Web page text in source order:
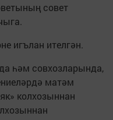
совет
игълан ителгән.
һәм совхозларында,
матәм
колхозыннан